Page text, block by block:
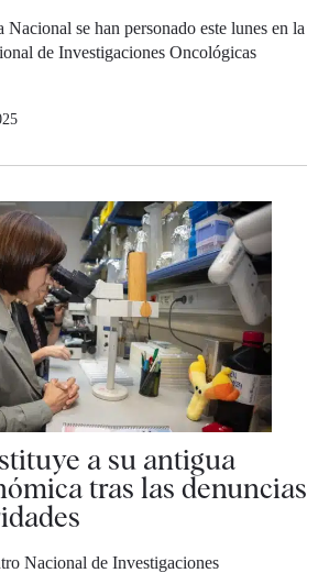
se han personado este lunes en la
de Investigaciones Oncológicas
a su antigua
tras las denuncias
Nacional de Investigaciones